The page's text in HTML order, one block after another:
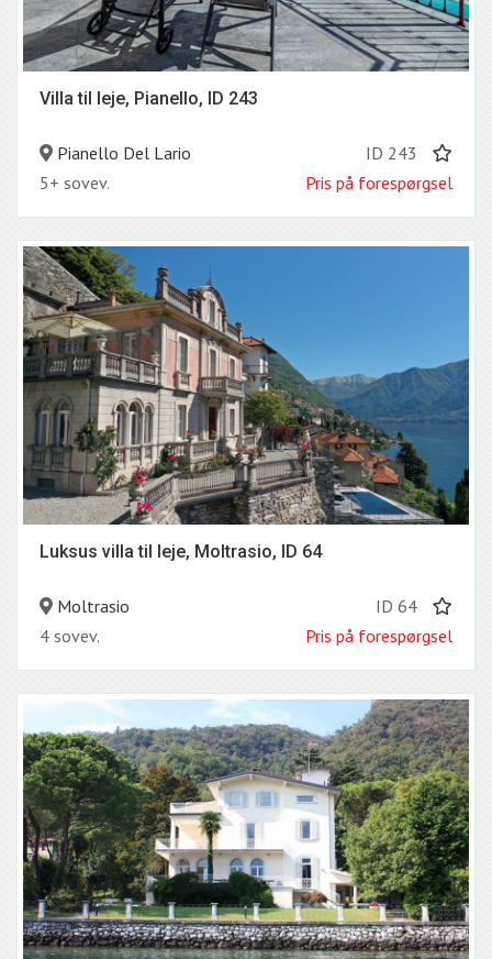
Villa til leje, Pianello, ID 243
Pianello Del Lario
ID 243
5+ sovev.
Pris på forespørgsel
Luksus villa til leje, Moltrasio, ID 64
Moltrasio
ID 64
4 sovev.
Pris på forespørgsel